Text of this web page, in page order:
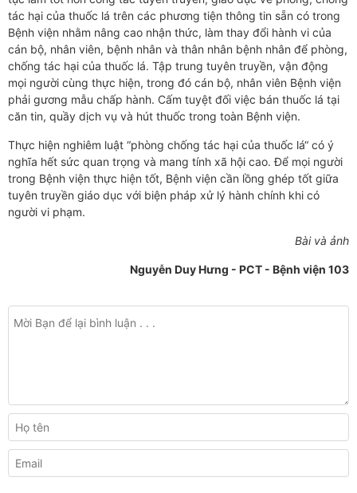
tác hại của thuốc lá trên các phương tiện thông tin sẵn có trong
Bệnh viện nhằm nâng cao nhận thức, làm thay đổi hành vi của
cán bộ, nhân viên, bệnh nhân và thân nhân bệnh nhân để phòng,
chống tác hại của thuốc lá. Tập trung tuyên truyền, vận động
mọi người cùng thực hiện, trong đó cán bộ, nhân viên Bệnh viện
phải gương mẫu chấp hành. Cấm tuyệt đối việc bán thuốc lá tại
căn tin, quầy dịch vụ và hút thuốc trong toàn Bệnh viện.
Thực hiện nghiêm luật “phòng chống tác hại của thuốc lá“ có ý
nghĩa hết sức quan trọng và mang tính xã hội cao. Để mọi người
trong Bệnh viện thực hiện tốt, Bệnh viện cần lồng ghép tốt giữa
tuyên truyền giáo dục với biện pháp xử lý hành chính khi có
người vi phạm.
Bài và ảnh
Nguyễn Duy Hưng - PCT - Bệnh viện 103